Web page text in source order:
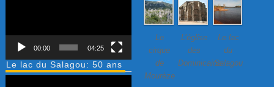
00:00 04:25
Le lac du Salagou: 50 ans
Le
cirque
de
Mourèze
L’église
des
Dominicains
Le lac
du
Salagou